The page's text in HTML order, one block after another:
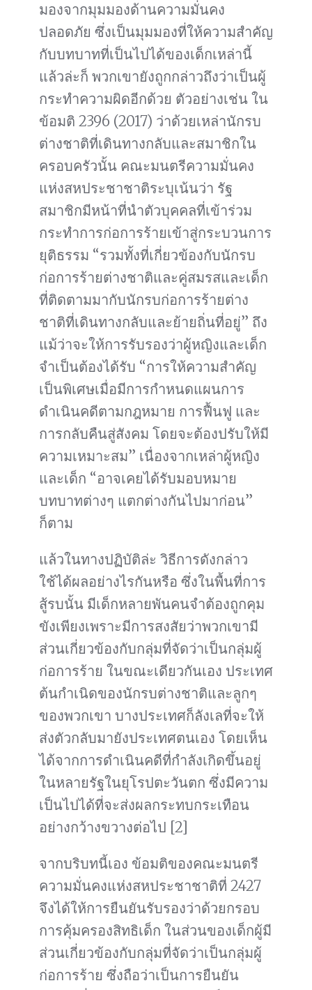
มองจากมุมมองด้านความมั่นคง
ปลอดภัย ซึ่งเป็นมุมมองที่ให้ความสำคัญ
กับบทบาทที่เป็นไปได้ของเด็กเหล่านี้
แล้วล่ะก็ พวกเขายังถูกกล่าวถึงว่าเป็นผู้
กระทำความผิดอีกด้วย ตัวอย่างเช่น ใน
ข้อมติ 2396 (2017) ว่าด้วยเหล่านักรบ
ต่างชาติที่เดินทางกลับและสมาชิกใน
ครอบครัวนั้น คณะมนตรีความมั่นคง
แห่งสหประชาชาติระบุเน้นว่า รัฐ
สมาชิกมีหน้าที่นำตัวบุคคลที่เข้าร่วม
กระทำการก่อการร้ายเข้าสู่กระบวนการ
ยุติธรรม “รวมทั้งที่เกี่ยวข้องกับนักรบ
ก่อการร้ายต่างชาติและคู่สมรสและเด็ก
ที่ติดตามมากับนักรบก่อการร้ายต่าง
ชาติที่เดินทางกลับและย้ายถิ่นที่อยู่” ถึง
แม้ว่าจะให้การรับรองว่าผู้หญิงและเด็ก
จำเป็นต้องได้รับ “การให้ความสำคัญ
เป็นพิเศษเมื่อมีการกำหนดแผนการ
ดำเนินคดีตามกฎหมาย การฟื้นฟู และ
การกลับคืนสู่สังคม โดยจะต้องปรับให้มี
ความเหมาะสม” เนื่องจากเหล่าผู้หญิง
และเด็ก “อาจเคยได้รับมอบหมาย
บทบาทต่างๆ แตกต่างกันไปมาก่อน”
ก็ตาม
แล้วในทางปฏิบัติล่ะ วิธีการดังกล่าว
ใช้ได้ผลอย่างไรกันหรือ ซึ่งในพื้นที่การ
สู้รบนั้น มีเด็กหลายพันคนจำต้องถูกคุม
ขังเพียงเพราะมีการสงสัยว่าพวกเขามี
ส่วนเกี่ยวข้องกับกลุ่มที่จัดว่าเป็นกลุ่มผู้
ก่อการร้าย ในขณะเดียวกันเอง ประเทศ
ต้นกำเนิดของนักรบต่างชาติและลูกๆ
ของพวกเขา บางประเทศก็ลังเลที่จะให้
ส่งตัวกลับมายังประเทศตนเอง โดยเห็น
ได้จากการดำเนินคดีที่กำลังเกิดขึ้นอยู่
ในหลายรัฐในยุโรปตะวันตก ซึ่งมีความ
เป็นไปได้ที่จะส่งผลกระทบกระเทือน
อย่างกว้างขวางต่อไป [2]
จากบริบทนี้เอง ข้อมติของคณะมนตรี
ความมั่นคงแห่งสหประชาชาติที่ 2427
จึงได้ให้การยืนยันรับรองว่าด้วยกรอบ
การคุ้มครองสิทธิเด็ก ในส่วนของเด็กผู้มี
ส่วนเกี่ยวข้องกับกลุ่มที่จัดว่าเป็นกลุ่มผู้
ก่อการร้าย ซึ่งถือว่าเป็นการยืนยัน